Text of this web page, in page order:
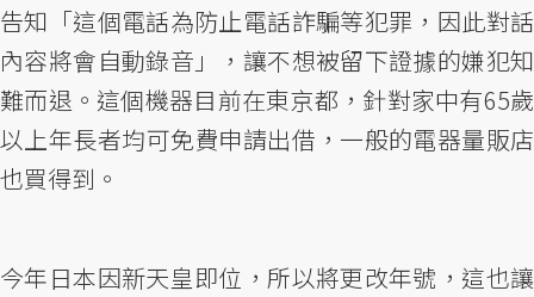
告知「這個電話為防止電話詐騙等犯罪，因此對話
內容將會自動錄音」，讓不想被留下證據的嫌犯知
難而退。這個機器目前在東京都，針對家中有65歲
以上年長者均可免費申請出借，一般的電器量販店
也買得到。
今年日本因新天皇即位，所以將更改年號，這也讓